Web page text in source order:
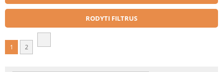
RODYTI FILTRUS
1 2